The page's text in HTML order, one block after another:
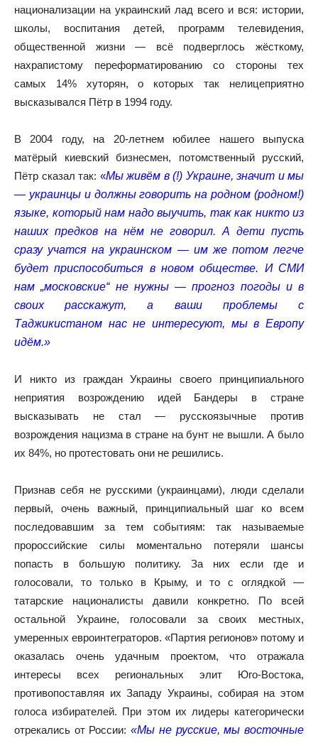
национализации на украинский лад всего и вся: истории,
школы, воспитания детей, программ телевидения,
общественной жизни — всё подверглось жёсткому,
нахрапистому переформатированию со стороны тех
самых 14% хуторян, о которых так нелицеприятно
высказывался Пётр в 1994 году.
В 2004 году, на 20-летнем юбилее нашего выпуска
матёрый киевский бизнесмен, потомственный русский,
Пётр сказал так: «Мы живём в (!) Украине, значит и мы
— украинцы и должны говорить на родном (родном!)
языке, который нам надо выучить, так как никто из
наших предков на нём не говорил. А дети пусть
сразу учатся на украинском — им же потом легче
будет приспособиться в новом обществе. И СМИ
нам „московские“ не нужны — прогноз погоды и в
своих расскажут, а ваши проблемы с
Таджикистаном нас не интересуют, мы в Европу
идём.»
И никто из граждан Украины своего принципиального
неприятия возрождению идей Бандеры в стране
высказывать не стал — русскоязычные против
возрождения нацизма в стране на бунт не вышли. А было
их 84%, но протестовать они не решились.
Признав себя не русскими (украинцами), люди сделали
первый, очень важный, принципиальный шаг ко всем
последовавшим за тем событиям: так называемые
пророссийские силы моментально потеряли шансы
попасть в большую политику. За них если где и
голосовали, то только в Крыму, и то с оглядкой —
татарские националисты давили конкретно. По всей
остальной Украине, голосовали за своих местных,
умеренных евроинтеграторов. «Партия регионов» потому и
оказалась очень удачным проектом, что отражала
интересы всех региональных элит Юго-Востока,
противопоставляя их Западу Украины, собирая на этом
голоса избирателей. При этом их лидеры категорически
отрекались от России:«Мы не русские, мы восточные